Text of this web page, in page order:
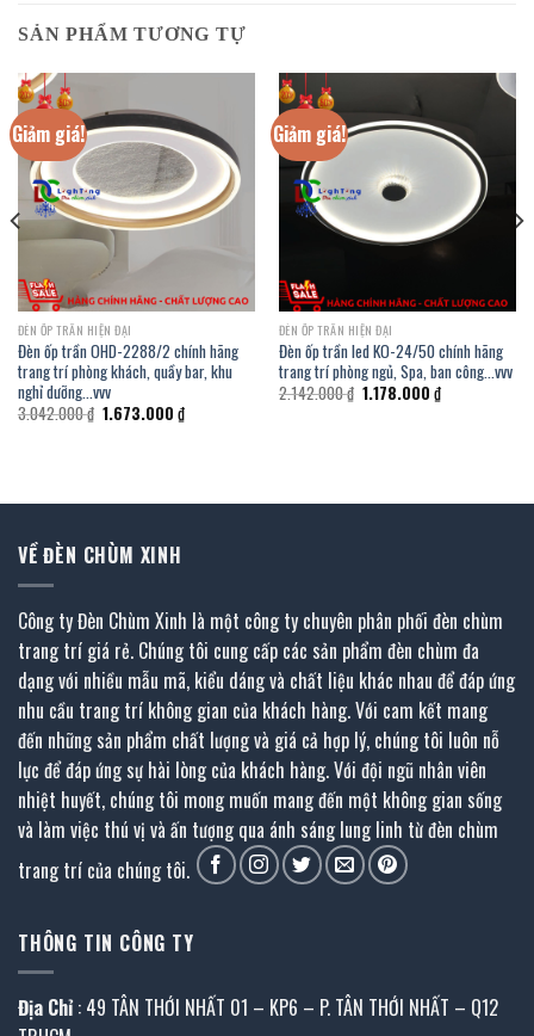
SẢN PHẨM TƯƠNG TỰ
Giảm giá!
ĐÈN ỐP TRẦN HIỆN ĐẠI
Đèn ốp trần OHD-2288/2 chính hãng
trang trí phòng khách, quầy bar, khu
nghỉ dưỡng…vvv
3.042.000₫ Giá
gốc
1.673.000 ₫Giá
hiện
Giảm giá!
ĐÈN ỐP TRẦN HIỆN ĐẠI
Đèn ốp trần led KO-24/50 chính hãng
trang trí phòng ngủ, Spa, ban công…vvv
2.142.000₫ Giá
gốc
1.178.000 ₫Giá
hiện
VỀ ĐÈN CHÙM XINH
Công ty Đèn Chùm Xinh là một công ty chuyên phân phối đèn chùm
trang trí giá rẻ. Chúng tôi cung cấp các sản phẩm đèn chùm đa
dạng với nhiều mẫu mã, kiểu dáng và chất liệu khác nhau để đáp ứng
nhu cầu trang trí không gian của khách hàng. Với cam kết mang
đến những sản phẩm chất lượng và giá cả hợp lý, chúng tôi luôn nỗ
lực để đáp ứng sự hài lòng của khách hàng. Với đội ngũ nhân viên
nhiệt huyết, chúng tôi mong muốn mang đến một không gian sống
và làm việc thú vị và ấn tượng qua ánh sáng lung linh từ đèn chùm
trang trí của chúng tôi.
THÔNG TIN CÔNG TY
Địa Chỉ : 49 TÂN THỚI NHẤT 01 – KP6 – P. TÂN THỚI NHẤT – Q12